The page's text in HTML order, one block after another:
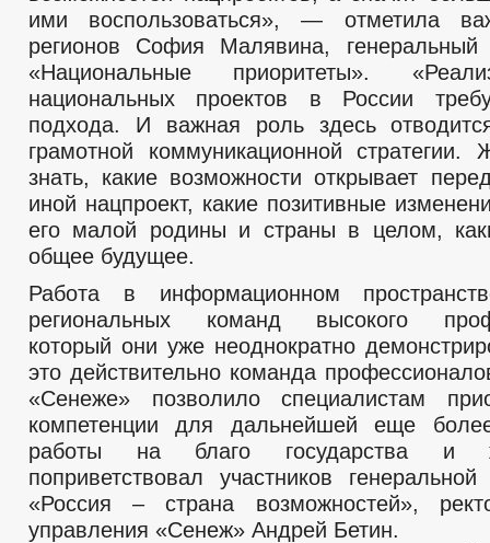
ими воспользоваться», — отметила
регионов София Малявина,
«Национальные приоритеты».
национальных проектов в России
подхода. И важная роль здесь
грамотной коммуникационной
знать, какие возможности открывает
иной нацпроект, какие позитивные
его малой родины и страны в целом,
общее будущее.
Работа в информационном
региональных команд высокого
который они уже неоднократно
это действительно команда
«Сенеже» позволило специалистам
компетенции для дальнейшей еще
работы на благо государства и
поприветствовал участников
«Россия – страна возможностей»,
управления «Сенеж» Андрей Бетин.